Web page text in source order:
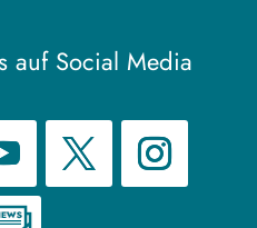
auf Social Media